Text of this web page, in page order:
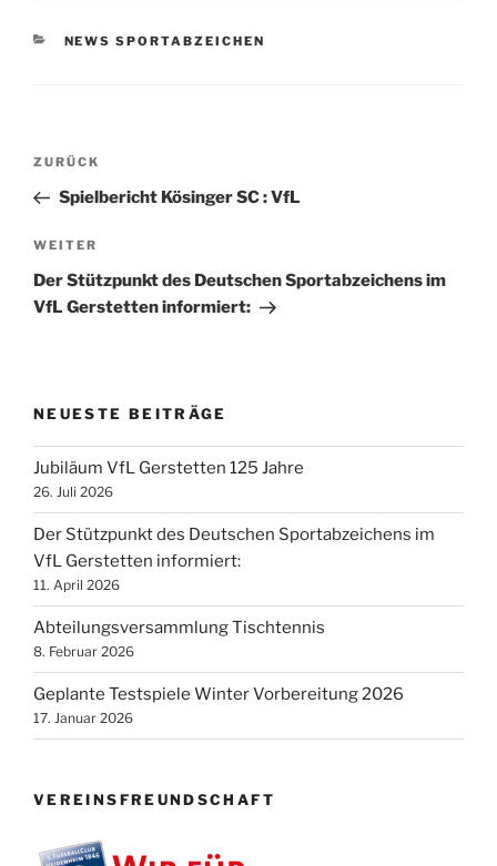
KATEGORIEN
NEWS SPORTABZEICHEN
Beitragsnavigation
Vorheriger
Beitrag
ZURÜCK
Spielbericht Kösinger SC : VfL
Nächster
Beitrag
WEITER
Der Stützpunkt des Deutschen Sportabzeichens im
VfL Gerstetten informiert:
NEUESTE BEITRÄGE
Jubiläum VfL Gerstetten 125 Jahre
26. Juli 2026
Der Stützpunkt des Deutschen Sportabzeichens im
VfL Gerstetten informiert:
11. April 2026
Abteilungsversammlung Tischtennis
8. Februar 2026
Geplante Testspiele Winter Vorbereitung 2026
17. Januar 2026
VEREINSFREUNDSCHAFT